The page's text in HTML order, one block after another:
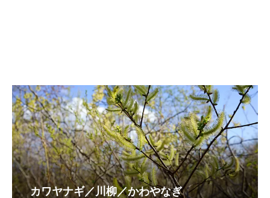
カワヤナギ／川柳／かわやなぎ